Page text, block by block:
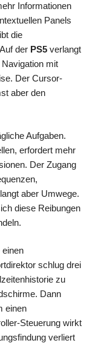
Informationen
Panels
die
der PS5 verlangt
mit
Der Cursor-
aber den
Aufgaben.
erfordert mehr
Der Zugang
aber Umwege.
diese Reibungen
einen
schlug drei
zu
Dann
einen
Steuerung wirkt
verliert